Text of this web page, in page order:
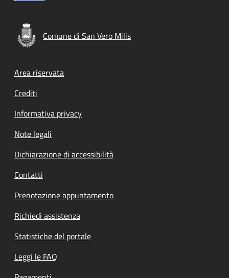
Comune di San Vero Milis
Footer menu
Area riservata
Crediti
Informativa privacy
Note legali
Dichiarazione di accessibilità
Contatti
Prenotazione appuntamento
Richiedi assistenza
Statistiche del portale
Leggi le FAQ